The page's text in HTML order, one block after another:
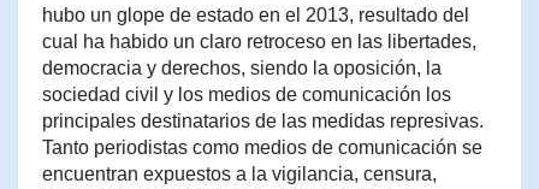
hubo un glope de estado en el 2013, resultado del
cual ha habido un claro retroceso en las libertades,
democracia y derechos, siendo la oposición, la
sociedad civil y los medios de comunicación los
principales destinatarios de las medidas represivas.
Tanto periodistas como medios de comunicación se
encuentran expuestos a la vigilancia, censura,